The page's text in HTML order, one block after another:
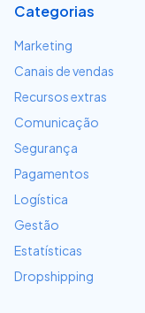
Categorias
Marketing
Canais de vendas
Recursos extras
Comunicação
Segurança
Pagamentos
Logística
Gestão
Estatísticas
Dropshipping